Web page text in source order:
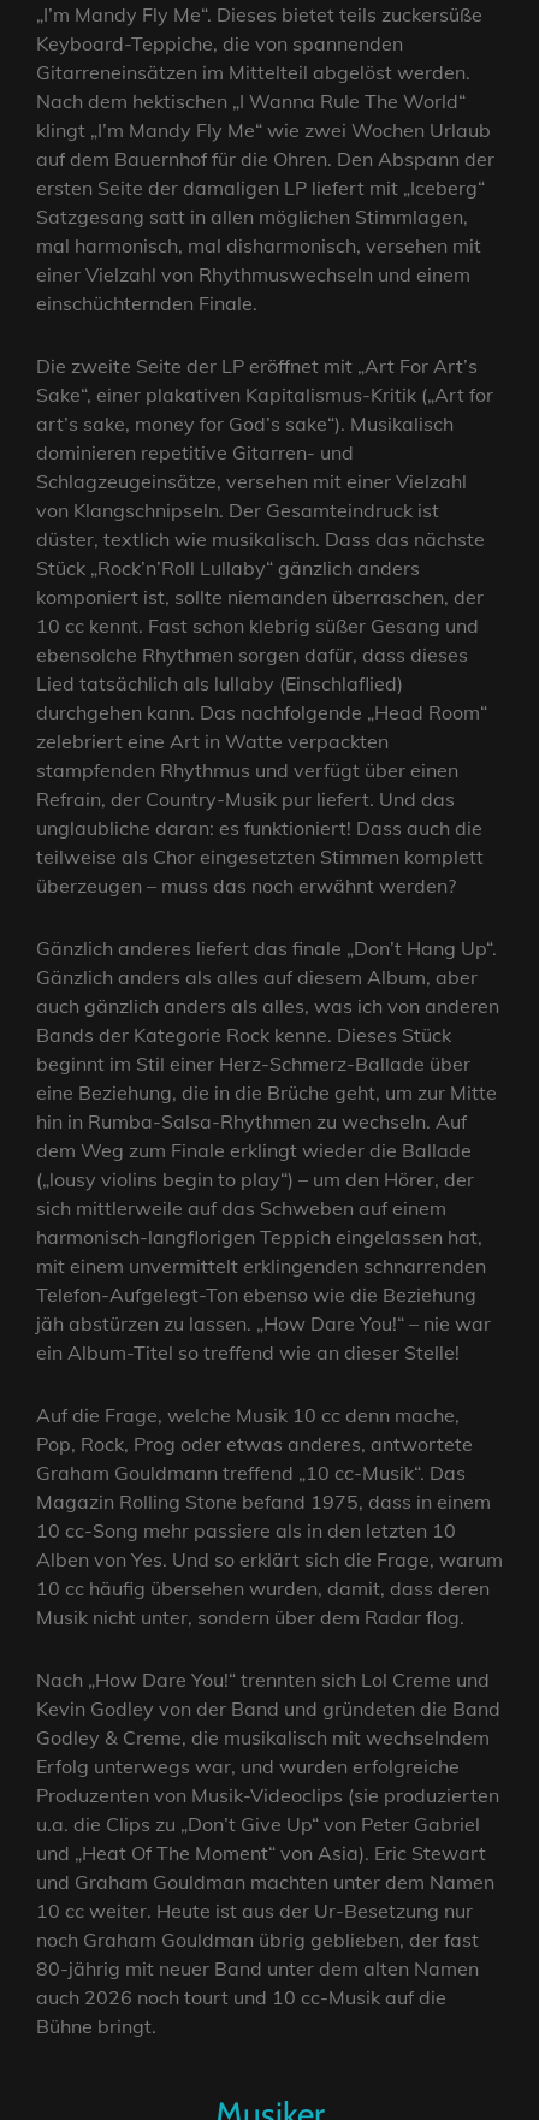
„I’m Mandy Fly Me“. Dieses bietet teils zuckersüße
Keyboard-Teppiche, die von spannenden
Gitarreneinsätzen im Mittelteil abgelöst werden.
Nach dem hektischen „I Wanna Rule The World“
klingt „I’m Mandy Fly Me“ wie zwei Wochen Urlaub
auf dem Bauernhof für die Ohren. Den Abspann der
ersten Seite der damaligen LP liefert mit „Iceberg“
Satzgesang satt in allen möglichen Stimmlagen,
mal harmonisch, mal disharmonisch, versehen mit
einer Vielzahl von Rhythmuswechseln und einem
einschüchternden Finale.
Die zweite Seite der LP eröffnet mit „Art For Art’s
Sake“, einer plakativen Kapitalismus-Kritik („Art for
art’s sake, money for God’s sake“). Musikalisch
dominieren repetitive Gitarren- und
Schlagzeugeinsätze, versehen mit einer Vielzahl
von Klangschnipseln. Der Gesamteindruck ist
düster, textlich wie musikalisch. Dass das nächste
Stück „Rock’n’Roll Lullaby“ gänzlich anders
komponiert ist, sollte niemanden überraschen, der
10 cc kennt. Fast schon klebrig süßer Gesang und
ebensolche Rhythmen sorgen dafür, dass dieses
Lied tatsächlich als lullaby (Einschlaflied)
durchgehen kann. Das nachfolgende „Head Room“
zelebriert eine Art in Watte verpackten
stampfenden Rhythmus und verfügt über einen
Refrain, der Country-Musik pur liefert. Und das
unglaubliche daran: es funktioniert! Dass auch die
teilweise als Chor eingesetzten Stimmen komplett
überzeugen – muss das noch erwähnt werden?
Gänzlich anderes liefert das finale „Don’t Hang Up“.
Gänzlich anders als alles auf diesem Album, aber
auch gänzlich anders als alles, was ich von anderen
Bands der Kategorie Rock kenne. Dieses Stück
beginnt im Stil einer Herz-Schmerz-Ballade über
eine Beziehung, die in die Brüche geht, um zur Mitte
hin in Rumba-Salsa-Rhythmen zu wechseln. Auf
dem Weg zum Finale erklingt wieder die Ballade
(„lousy violins begin to play“) – um den Hörer, der
sich mittlerweile auf das Schweben auf einem
harmonisch-langflorigen Teppich eingelassen hat,
mit einem unvermittelt erklingenden schnarrenden
Telefon-Aufgelegt-Ton ebenso wie die Beziehung
jäh abstürzen zu lassen. „How Dare You!“ – nie war
ein Album-Titel so treffend wie an dieser Stelle!
Auf die Frage, welche Musik 10 cc denn mache,
Pop, Rock, Prog oder etwas anderes, antwortete
Graham Gouldmann treffend „10 cc-Musik“. Das
Magazin Rolling Stone befand 1975, dass in einem
10 cc-Song mehr passiere als in den letzten 10
Alben von Yes. Und so erklärt sich die Frage, warum
10 cc häufig übersehen wurden, damit, dass deren
Musik nicht unter, sondern über dem Radar flog.
Nach „How Dare You!“ trennten sich Lol Creme und
Kevin Godley von der Band und gründeten die Band
Godley & Creme, die musikalisch mit wechselndem
Erfolg unterwegs war, und wurden erfolgreiche
Produzenten von Musik-Videoclips (sie produzierten
u.a. die Clips zu „Don’t Give Up“ von Peter Gabriel
und „Heat Of The Moment“ von Asia). Eric Stewart
und Graham Gouldman machten unter dem Namen
10 cc weiter. Heute ist aus der Ur-Besetzung nur
noch Graham Gouldman übrig geblieben, der fast
80-jährig mit neuer Band unter dem alten Namen
auch 2026 noch tourt und 10 cc-Musik auf die
Bühne bringt.